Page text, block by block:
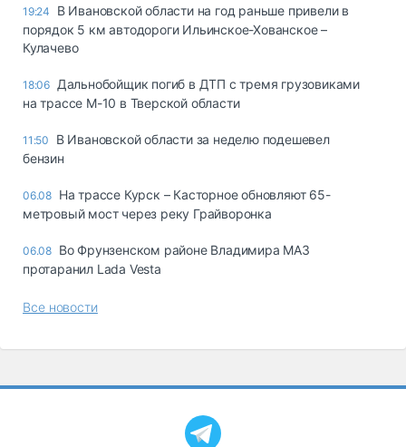
19:24
В Ивановской области на год раньше привели в
порядок 5 км автодороги Ильинское-Хованское –
Кулачево
18:06 Дальнобойщик погиб в ДТП с тремя грузовиками
на трассе М-10 в Тверской области
11:50
В Ивановской области за неделю подешевел
бензин
06.08 На трассе Курск – Касторное обновляют 65-
метровый мост через реку Грайворонка
06.08 Во Фрунзенском районе Владимира МАЗ
протаранил Lada Vesta
Все новости